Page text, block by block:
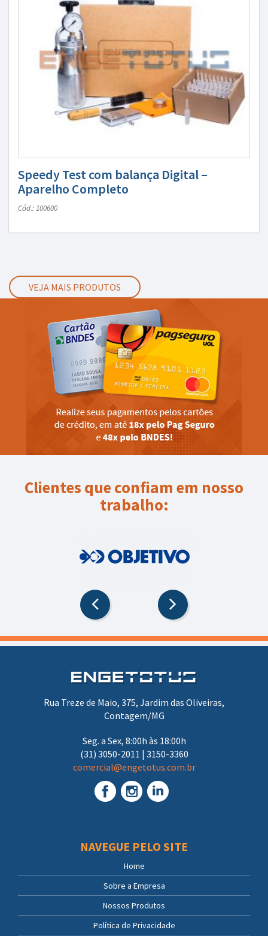
Speedy Test com balança Digital –
Aparelho Completo
Cód.: 100600
VEJA MAIS PRODUTOS
Clientes que confiam em nosso
trabalho:
Rua Treze de Maio, 375, Jardim das Oliveiras,
Contagem/MG
Seg. a Sex, 8:00h às 18:00h
(31) 3050-2011 | 3150-3360
comercial@engetotus.com.br
NAVEGUE PELO SITE
Home
Sobre a Empresa
Nossos Produtos
Política de Privacidade